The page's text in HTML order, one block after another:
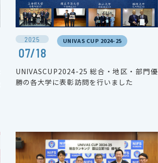
2025
07/18
UNIVAS CUP 2024-25
UNIVASCUP2024-25 総合・地区・部門優
勝の各大学に表彰訪問を行いました